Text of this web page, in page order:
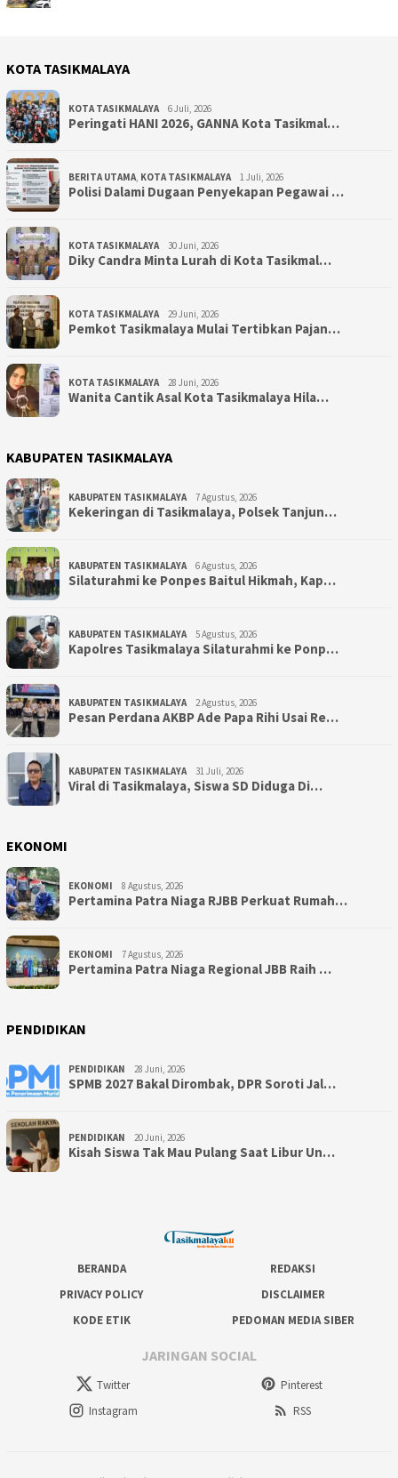
KOTA TASIKMALAYA
KOTA TASIKMALAYA 6 Juli, 2026
Peringati HANI 2026, GANNA Kota Tasikmal…
BERITA UTAMA KOTA TASIKMALAYA 1 Juli, 2026
Polisi Dalami Dugaan Penyekapan Pegawai …
KOTA TASIKMALAYA 30 Juni, 2026
Diky Candra Minta Lurah di Kota Tasikmal…
KOTA TASIKMALAYA 29 Juni, 2026
Pemkot Tasikmalaya Mulai Tertibkan Pajan…
KOTA TASIKMALAYA 28 Juni, 2026
Wanita Cantik Asal Kota Tasikmalaya Hila…
KABUPATEN TASIKMALAYA
KABUPATEN TASIKMALAYA 7 Agustus, 2026
Kekeringan di Tasikmalaya, Polsek Tanjun…
KABUPATEN TASIKMALAYA 6 Agustus, 2026
Silaturahmi ke Ponpes Baitul Hikmah, Kap…
KABUPATEN TASIKMALAYA 5 Agustus, 2026
Kapolres Tasikmalaya Silaturahmi ke Ponp…
KABUPATEN TASIKMALAYA 2 Agustus, 2026
Pesan Perdana AKBP Ade Papa Rihi Usai Re…
KABUPATEN TASIKMALAYA 31 Juli, 2026
Viral di Tasikmalaya, Siswa SD Diduga Di…
EKONOMI
EKONOMI 8 Agustus, 2026
Pertamina Patra Niaga RJBB Perkuat Rumah…
EKONOMI 7 Agustus, 2026
Pertamina Patra Niaga Regional JBB Raih …
PENDIDIKAN
PENDIDIKAN 28 Juni, 2026
SPMB 2027 Bakal Dirombak, DPR Soroti Jal…
PENDIDIKAN 20 Juni, 2026
Kisah Siswa Tak Mau Pulang Saat Libur Un…
BERANDA
REDAKSI
PRIVACY POLICY
DISCLAIMER
KODE ETIK
PEDOMAN MEDIA SIBER
JARINGAN SOCIAL
Twitter
Pinterest
Instagram
RSS